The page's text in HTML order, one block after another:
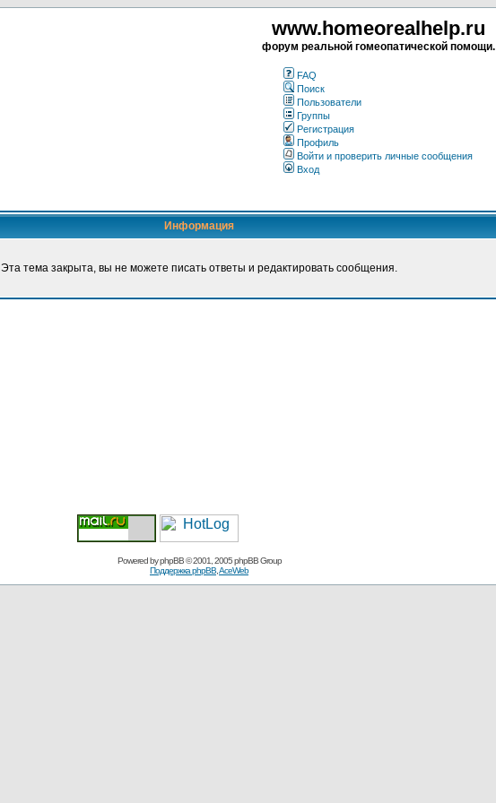
www.homeorealhelp.ru
форум реальной гомеопатической помощи.
FAQ
Поиск
Пользователи
Группы
Регистрация
Профиль
Войти и проверить личные сообщения
Вход
Информация
Эта тема закрыта, вы не можете писать ответы и редактировать сообщения.
Powered byphpBB© 2001, 2005 phpBB Group
Поддержка phpBB AceWeb